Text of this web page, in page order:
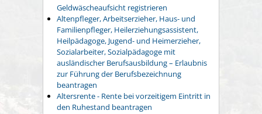
Geldwäscheaufsicht registrieren
Altenpfleger, Arbeitserzieher, Haus- und
Familienpfleger, Heilerziehungsassistent,
Heilpädagoge, Jugend- und Heimerzieher,
Sozialarbeiter, Sozialpädagoge mit
ausländischer Berufsausbildung – Erlaubnis
zur Führung der Berufsbezeichnung
beantragen
Altersrente - Rente bei vorzeitigem Eintritt in
den Ruhestand beantragen